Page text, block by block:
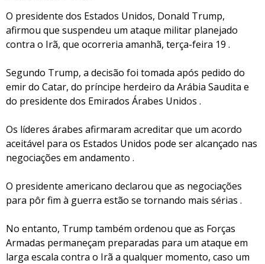
O presidente dos Estados Unidos, Donald Trump,
afirmou que suspendeu um ataque militar planejado
contra o Irã, que ocorreria amanhã, terça-feira 19 .
Segundo Trump, a decisão foi tomada após pedido do
emir do Catar, do príncipe herdeiro da Arábia Saudita e
do presidente dos Emirados Árabes Unidos .
Os líderes árabes afirmaram acreditar que um acordo
aceitável para os Estados Unidos pode ser alcançado nas
negociações em andamento .
O presidente americano declarou que as negociações
para pôr fim à guerra estão se tornando mais sérias .
No entanto, Trump também ordenou que as Forças
Armadas permaneçam preparadas para um ataque em
larga escala contra o Irã a qualquer momento, caso um